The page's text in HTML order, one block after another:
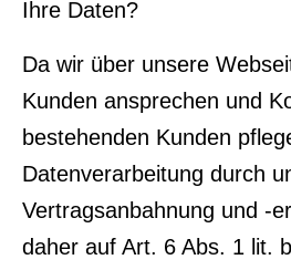
Ihre Daten?
Da wir über unsere
Kunden ansprechen und
bestehenden Kunden
Datenverarbeitung durch
Vertragsanbahnung und -
daher auf Art. 6 Abs. 1 lit.